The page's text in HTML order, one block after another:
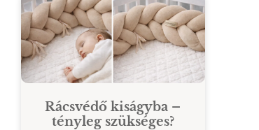
Rácsvédő kiságyba –
tényleg szükséges?